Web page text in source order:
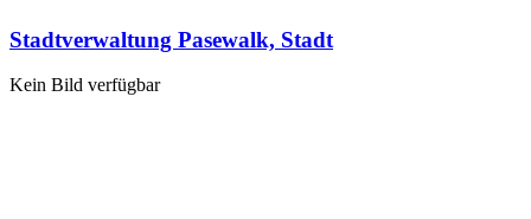
Stadtverwaltung Pasewalk, Stadt
Kein Bild verfügbar